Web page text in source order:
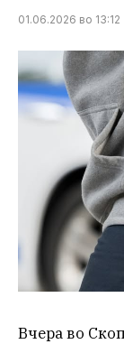
01.06.2026 во 13:12
Вчера во